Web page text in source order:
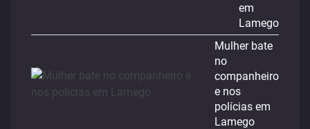
em
Lamego
Mulher bate
no
companheiro
e nos
polícias em
Lamego